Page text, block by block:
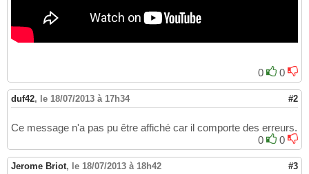
0 0
duf42, le 18/07/2013 à 17h34 #2
Ce message n'a pas pu être affiché car il comporte des erreurs.
0
0
Jerome Briot, le 18/07/2013 à 18h42 #3